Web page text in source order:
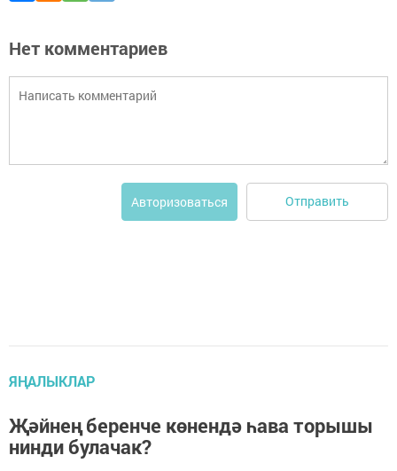
Нет комментариев
Авторизоваться Отправить
ЯҢАЛЫКЛАР
Җәйнең беренче көнендә һава торышы
нинди булачак?